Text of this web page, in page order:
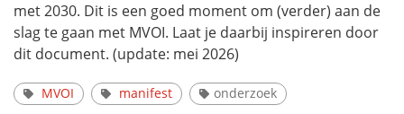
met 2030. Dit is een goed moment om (verder) aan de
slag te gaan met MVOI. Laat je daarbij inspireren door
dit document. (update: mei 2026)
MVOI manifest onderzoek